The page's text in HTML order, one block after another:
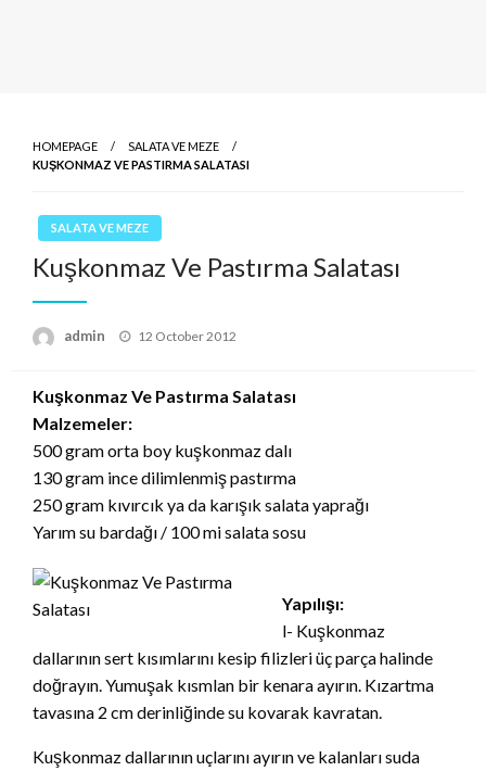
HOMEPAGE
SALATA VE MEZE
KUŞKONMAZ VE PASTIRMA SALATASI
SALATA VE MEZE
Kuşkonmaz Ve Pastırma Salatası
admin
Posted
12 October 2012
Kuşkonmaz Ve Pastırma Salatası
Malzemeler:
500 gram orta boy kuşkonmaz dalı
130 gram ince dilimlenmiş pastırma
250 gram kıvırcık ya da karışık salata yaprağı
Yarım su bardağı / 100 mi salata sosu
Yapılışı:
l- Kuşkonmaz
dallarının sert kısımlarını kesip filizleri üç parça halinde
doğrayın. Yumuşak kısmlan bir kenara ayırın. Kızartma
tavasına 2 cm derinliğinde su kovarak kavratan.
Kuşkonmaz dallarının uçlarını ayırın ve kalanları suda